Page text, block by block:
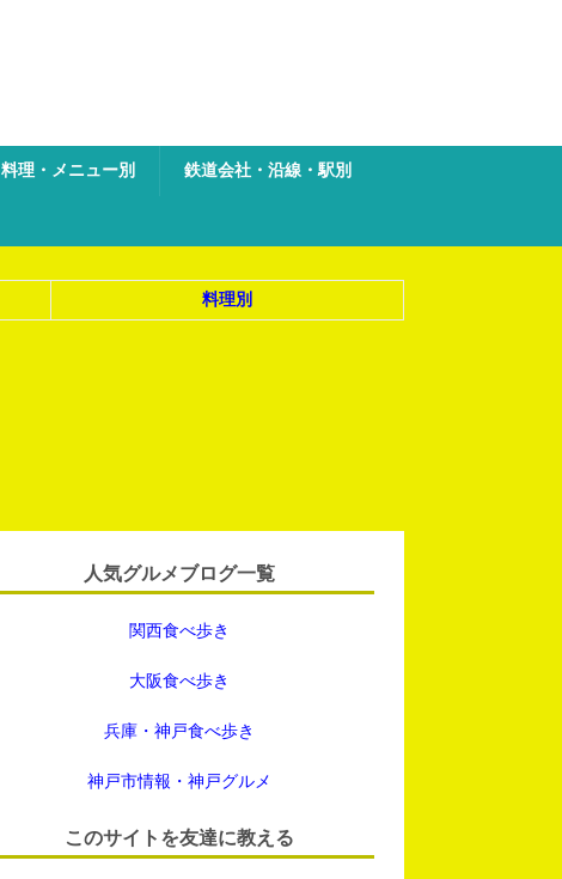
料理・メニュー別 鉄道会社・沿線・駅別
料理別
人気グルメブログ一覧
関西食べ歩き
大阪食べ歩き
兵庫・神戸食べ歩き
神戸市情報・神戸グルメ
このサイトを友達に教える